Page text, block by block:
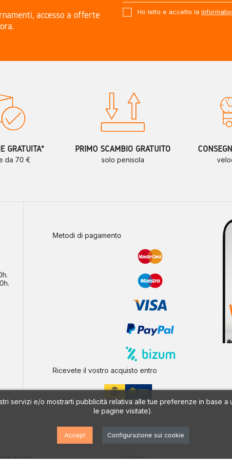
servizi e/o mostrarti pubblicità relativa alle tue preferenze in base
le pagine visitate).
Accept Configurazione sui cookie
accesso a offerte
Ho letto e accetto la
GRATUITA*
da 70 €
PRIMO SCAMBIO GRATUITO
solo penisola
Metodi di pagamento
Ricevete il vostro acquisto entro
e resi
PRODOTTI
Offerte